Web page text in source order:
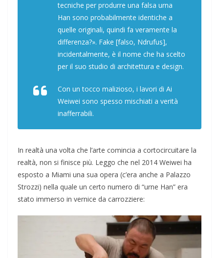
tecniche per produrre una falsa urna
Han sono probabilmente identiche a
quelle originali, quindi fa veramente la
differenza?». Fake [falso, Ndrufus],
incidentalmente, è il nome che ha scelto
per il suo studio di architettura e design.
Con un tocco malizioso, i lavori di Ai
Weiwei sono spesso mischiati a verità
inafferrabili.
In realtà una volta che l’arte comincia a cortocircuitare la
realtà, non si finisce più. Leggo che nel 2014 Weiwei ha
esposto a Miami una sua opera (c’era anche a Palazzo
Strozzi) nella quale un certo numero di “urne Han” era
stato immerso in vernice da carrozziere: